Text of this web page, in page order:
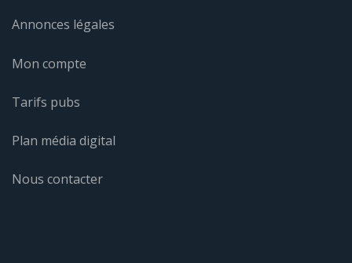
Annonces légales
Mon compte
Tarifs pubs
Plan média digital
Nous contacter